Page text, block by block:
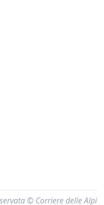
© Corriere delle Alpi